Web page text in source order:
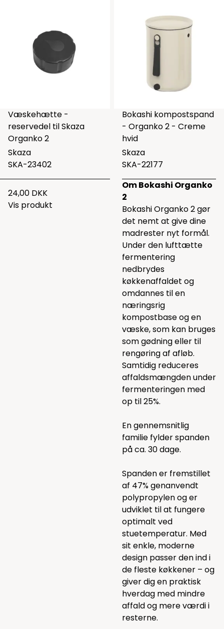
Væskehætte -
reservedel til Skaza
Organko 2
Skaza
SKA-23402
24,00 DKK
Vis produkt
Bokashi kompostspand
- Organko 2 - Creme
hvid
Skaza
SKA-22177
Om Bokashi Organko
2
Bokashi Organko 2 gør
det nemt at give dine
madrester nyt formål.
Under den lufttætte
fermentering
nedbrydes
køkkenaffaldet og
omdannes til en
næringsrig
kompostbase og en
væske, som kan bruges
som gødning eller til
rengøring af afløb.
Samtidig reduceres
affaldsmængden under
fermenteringen med
op til 25%.
En gennemsnitlig
familie fylder spanden
på ca. 30 dage.
Spanden er fremstillet
af 47% genanvendt
polypropylen og er
udviklet til at fungere
optimalt ved
stuetemperatur. Med
sit enkle, moderne
design passer den ind i
de fleste køkkener – og
giver dig en praktisk
hverdag med mindre
affald og mere værdi i
resterne.